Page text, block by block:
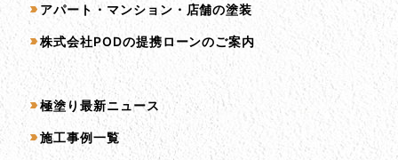
アパート・マンション・店舗の塗装
株式会社PODの提携ローンのご案内
コンテンツ一覧
極塗り最新ニュース
施工事例一覧